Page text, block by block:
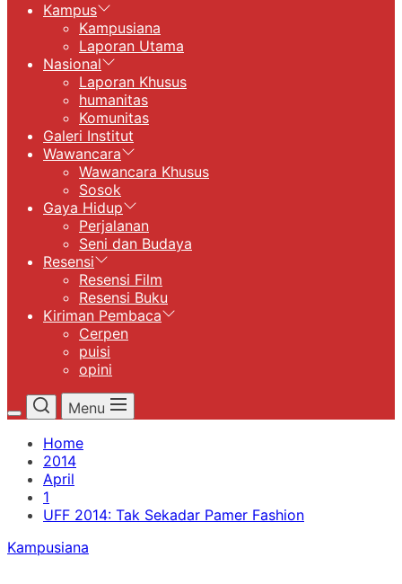
Kampus
Kampusiana
Laporan Utama
Nasional
Laporan Khusus
humanitas
Komunitas
Galeri Institut
Wawancara
Wawancara Khusus
Sosok
Gaya Hidup
Perjalanan
Seni dan Budaya
Resensi
Resensi Film
Resensi Buku
Kiriman Pembaca
Cerpen
puisi
opini
Menu
Home
2014
April
1
UFF 2014: Tak Sekadar Pamer Fashion
Kampusiana